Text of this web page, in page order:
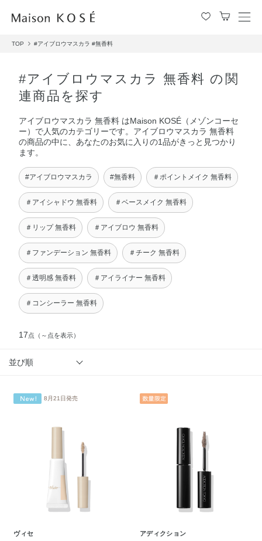
メ
TOP #アイブロウマスカラ #無香料
#アイブロウマスカラ 無香料 の関
連商品を探す
アイブロウマスカラ 無香料 はMaison KOSÉ（メゾンコーセ
ー）で人気のカテゴリーです。アイブロウマスカラ 無香料
の商品の中に、あなたのお気に入りの1品がきっと見つかり
ます。
#アイブロウマスカラ #無香料 ＃ポイントメイク 無香料
＃アイシャドウ 無香料 ＃ベースメイク 無香料
＃リップ 無香料 ＃アイブロウ 無香料
＃ファンデーション 無香料 ＃チーク 無香料
＃透明感 無香料 ＃アイライナー 無香料
＃コンシーラー 無香料
17点 （～点を表示）
並び順
8月21日発売
ヴィセ アディクション